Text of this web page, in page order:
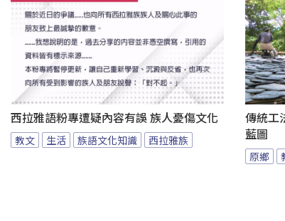
西拉雅語粉專遭疑內容有誤 族人憂傷文化
教文 生活 族語文化知識 西拉雅族
傳統工
藍圖
原鄉